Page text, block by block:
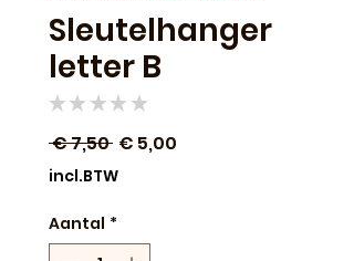
Sleutelhanger
letter B
★ ★ ★ ★ ★
€ 7,50 Normale
prijs
€ 5,00
incl.BTW
Aantal *